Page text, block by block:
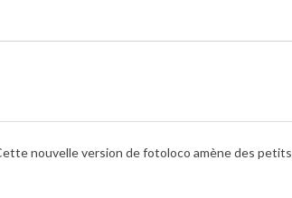
nouvelle version de fotoloco amène des petits